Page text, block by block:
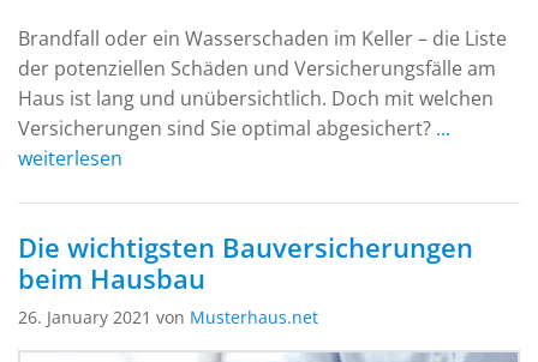
Brandfall oder ein Wasserschaden im Keller – die Liste
der potenziellen Schäden und Versicherungsfälle am
Haus ist lang und unübersichtlich. Doch mit welchen
Versicherungen sind Sie optimal abgesichert? ...
weiterlesen
Die wichtigsten Bauversicherungen
beim Hausbau
26. January 2021 von Musterhaus.net